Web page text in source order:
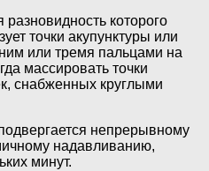
которого
точки акупунктуры или
или тремя пальцами на
массировать точки
снабженных круглыми
непрерывному
надавливанию,
минут.